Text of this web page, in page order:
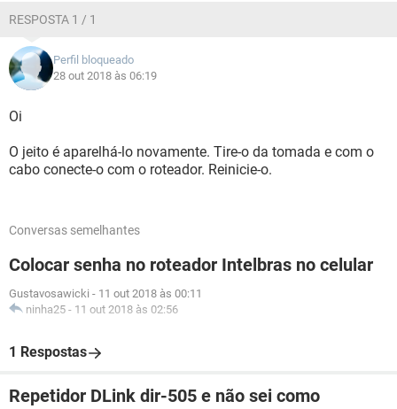
RESPOSTA 1 / 1
Perfil bloqueado
28 out 2018 às 06:19
Oi
O jeito é aparelhá-lo novamente. Tire-o da tomada e com o
cabo conecte-o com o roteador. Reinicie-o.
Conversas semelhantes
Colocar senha no roteador Intelbras no celular
Gustavosawicki - 11 out 2018 às 00:11
ninha25 - 11 out 2018 às 02:56
1 Respostas
Repetidor DLink dir-505 e não sei como